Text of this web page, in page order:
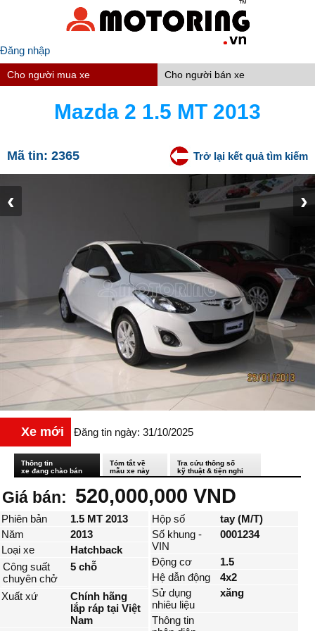
Đăng nhập
Cho người mua xe Cho người bán xe
Mazda 2 1.5 MT 2013
Mã tin: 2365 Trở lại kết quả tìm kiếm
‹ ›
Xe mới Đăng tin ngày: 31/10/2025
Thông tin
xe đang chào bán
Tóm tắt về
mẫu xe này
Tra cứu thông số
kỹ thuật & tiện nghi
Giá bán: 520,000,000 VND
Phiên bản
1.5 MT 2013
Năm
2013
Loại xe
Hatchback
Công suất
chuyên chở
5 chỗ
Xuất xứ
Chính hãng
lắp ráp tại Việt
Nam
Hộp số
tay (M/T)
Số khung -
VIN
0001234
Động cơ
1.5
Hệ dẫn động
4x2
Sử dụng
nhiêu liệu
xăng
Thông tin